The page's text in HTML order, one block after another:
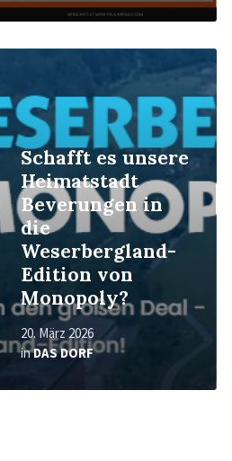
Schafft es unsere
Heimatstadt
Beverungen in
die
Weserbergland-
Edition von
Monopoly?
20. März 2026
inDAS DORF